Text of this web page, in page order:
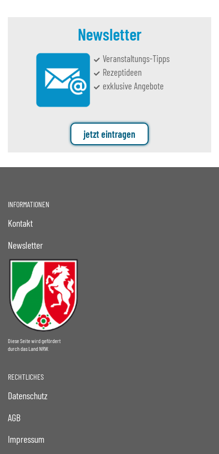
Newsletter
Veranstaltungs-Tipps
Rezeptideen
exklusive Angebote
jetzt eintragen
INFORMATIONEN
Kontakt
Newsletter
Diese Seite wird gefördert
durch das Land NRW.
RECHTLICHES
Datenschutz
AGB
Impressum